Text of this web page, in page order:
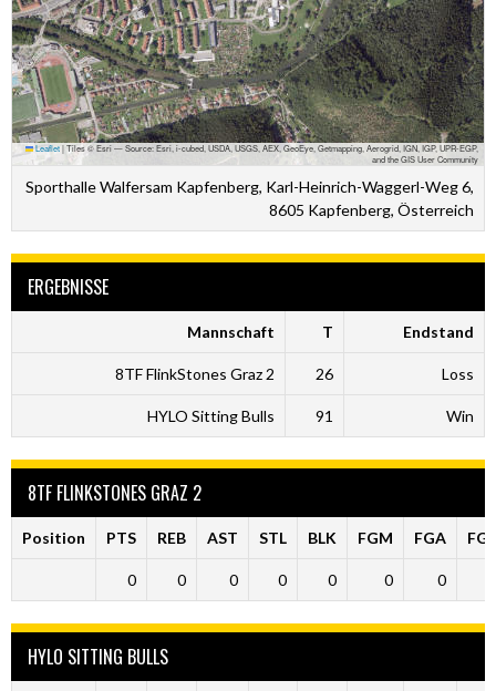
Leaflet|Tiles © Esri — Source: Esri, i-cubed, USDA, USGS, AEX, GeoEye, Getmapping, Aerogrid, IGN, IGP, UPR-EGP,
and the GIS User Community
Sporthalle Walfersam Kapfenberg, Karl-Heinrich-Waggerl-Weg 6,
8605 Kapfenberg, Österreich
ERGEBNISSE
Mannschaft T Endstand
8TF FlinkStones Graz 2 26 Loss
HYLO Sitting Bulls 91 Win
8TF FLINKSTONES GRAZ 2
Position PTS REB AST STL BLK FGM FGA
0 0 0 0 0 0 0
HYLO SITTING BULLS